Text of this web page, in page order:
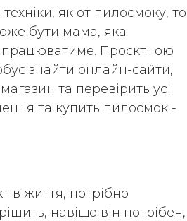
як от пилосмоку, то
бути мама, яка
працюватиме. Проєктною
знайти онлайн-сайти,
та перевірить усі
та купить пилосмок -
в життя, потрібно
навіщо він потрібен,